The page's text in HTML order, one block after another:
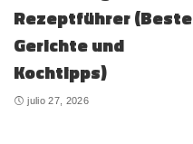
Rezeptführer (Beste
Gerichte und
Kochtipps)
julio 27, 2026